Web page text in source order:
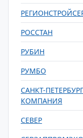
РОССТАН
РУБИН
РУМБО
САНКТ-
КОМПАНИЯ
СЕВЕР